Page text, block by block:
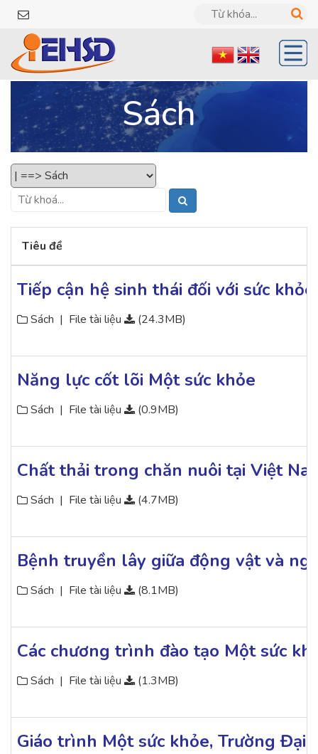
Sách
Tiêu đề
Tiếp cận hệ sinh thái đối với sức
Sách | File tài liệu (24.3MB)
Năng lực cốt lõi Một sức khỏe
Sách | File tài liệu (0.9MB)
Chất thải trong chăn nuôi tại Việt
Sách | File tài liệu (4.7MB)
Bệnh truyền lây giữa động vật và
Sách | File tài liệu (8.1MB)
Các chương trình đào tạo Một sức
Sách | File tài liệu (1.3MB)
Giáo trình Một sức khỏe, Trường Đại